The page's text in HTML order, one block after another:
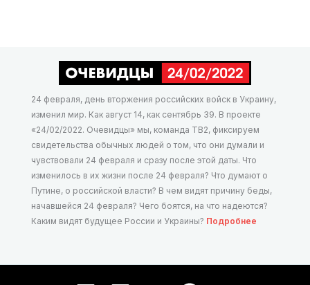
24 февраля, день вторжения российских войск в Украину,
изменил мир. Как август 14, как сентябрь 39. В проекте
«24/02/2022. Очевидцы» мы, команда ТВ2, фиксируем
свидетельства обычных людей о том, что они думали и
чувствовали 24 февраля и сразу после этой даты. Что
изменилось в их жизни после 24 февраля? Что думают о
Путине, о российской власти? В чем видят причину беды,
начавшейся 24 февраля? Чего боятся, на что надеются?
Каким видят будущее России и Украины? Подробнее